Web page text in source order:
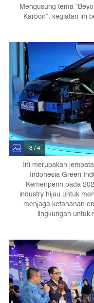
Mengusung tema
Karbon”, kegiatan ini
3 / 4
Ini merupakan
Indonesia Green
Kemenperin pada
industry hijau untuk
menjaga ketahanan
lingkungan untuk